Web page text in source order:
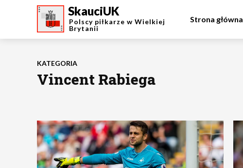
SkauciUK
Polscy piłkarze w Wielkiej
Brytanii
Strona główna
KATEGORIA
Vincent Rabiega